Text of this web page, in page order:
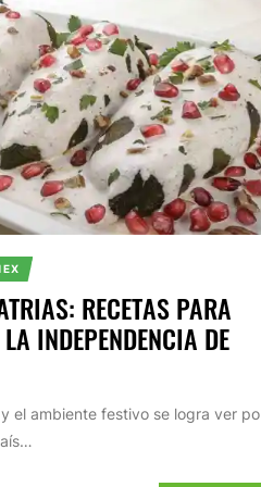
RECETAS PARA
INDEPENDENCIA DE
el ambiente festivo se logra ver